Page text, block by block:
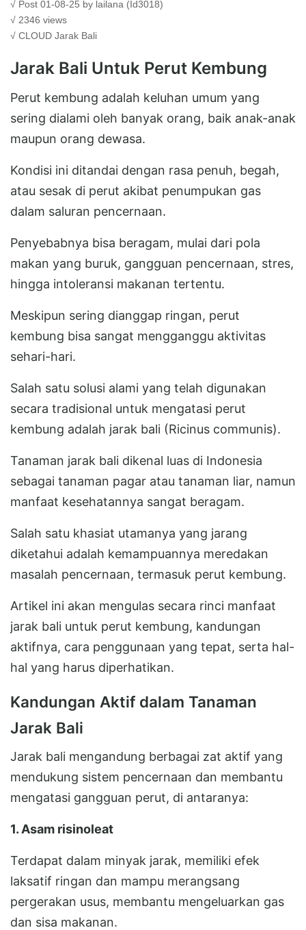
√ Post 01-08-25 by lailana (Id3018)
√ 2346 views
√ CLOUD Jarak Bali
Jarak Bali Untuk Perut Kembung
Perut kembung adalah keluhan umum yang
sering dialami oleh banyak orang, baik anak-anak
maupun orang dewasa.
Kondisi ini ditandai dengan rasa penuh, begah,
atau sesak di perut akibat penumpukan gas
dalam saluran pencernaan.
Penyebabnya bisa beragam, mulai dari pola
makan yang buruk, gangguan pencernaan, stres,
hingga intoleransi makanan tertentu.
Meskipun sering dianggap ringan, perut
kembung bisa sangat mengganggu aktivitas
sehari-hari.
Salah satu solusi alami yang telah digunakan
secara tradisional untuk mengatasi perut
kembung adalah jarak bali (Ricinus communis).
Tanaman jarak bali dikenal luas di Indonesia
sebagai tanaman pagar atau tanaman liar, namun
manfaat kesehatannya sangat beragam.
Salah satu khasiat utamanya yang jarang
diketahui adalah kemampuannya meredakan
masalah pencernaan, termasuk perut kembung.
Artikel ini akan mengulas secara rinci manfaat
jarak bali untuk perut kembung, kandungan
aktifnya, cara penggunaan yang tepat, serta hal-
hal yang harus diperhatikan.
Kandungan Aktif dalam Tanaman
Jarak Bali
Jarak bali mengandung berbagai zat aktif yang
mendukung sistem pencernaan dan membantu
mengatasi gangguan perut, di antaranya:
1. Asam risinoleat
Terdapat dalam minyak jarak, memiliki efek
laksatif ringan dan mampu merangsang
pergerakan usus, membantu mengeluarkan gas
dan sisa makanan.